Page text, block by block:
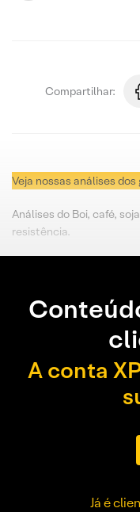
Compartilhar:
Veja nossas análises
Análises do Boi, café,
resistência.
A conta
Já é